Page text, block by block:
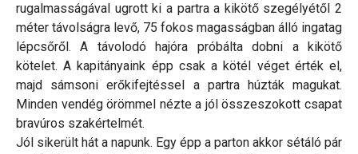
rugalmasságával ugrott ki a partra a kikötő szegélyétől 2
méter távolságra levő, 75 fokos magasságban álló ingatag
lépcsőről. A távolodó hajóra próbálta dobni a kikötő
kötelet. A kapitányaink épp csak a kötél véget érték el,
majd sámsoni erőkifejtéssel a partra húzták magukat.
Minden vendég örömmel nézte a jól összeszokott csapat
bravúros szakértelmét.
Jól sikerült hát a napunk. Egy épp a parton akkor sétáló pár